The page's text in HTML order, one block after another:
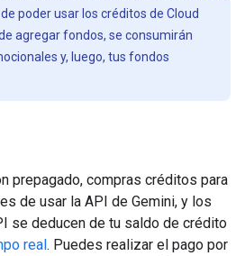
poder usar los créditos de Cloud
agregar fondos, se consumirán
y, luego, tus fondos
prepagado, compras créditos para
de usar la API de Gemini, y los
se deducen de tu saldo de crédito
real. Puedes realizar el pago por